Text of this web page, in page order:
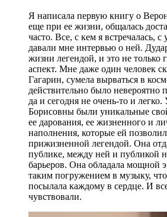
Я написала первую книгу о
еще при ее жизни, общалась
часто. Все, с кем я встречалась, с
давали мне интервью о ней.
жизни легендой, и это не только
аспект. Мне даже один человек
Гагарин, сумела вырваться в
действительно было невероятно
да и сегодня не очень-то и
Борисовны были уникальные
ее дарования, ее жизненного и
наполнения, которые ей
прижизненной легендой. Она
публике, между ней и публикой
барьеров. Она обладала мощной
таким погружением в музыку,
посылала каждому в сердце. И
чувствовали.